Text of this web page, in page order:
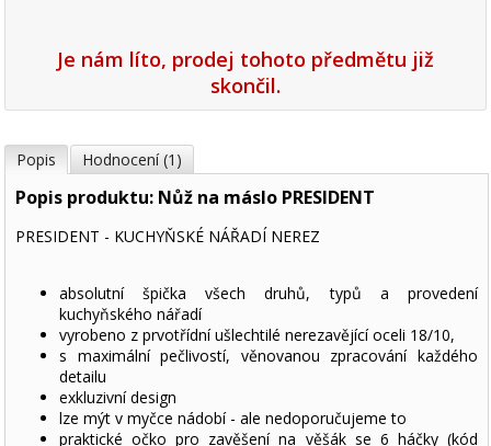
Je nám líto, prodej tohoto předmětu již
skončil.
Popis Hodnocení (1)
Popis produktu: Nůž na máslo PRESIDENT
PRESIDENT - KUCHYŇSKÉ NÁŘADÍ NEREZ
absolutní špička všech druhů, typů a provedení
kuchyňského nářadí
vyrobeno z prvotřídní ušlechtilé nerezavějící oceli 18/10,
s maximální pečlivostí, věnovanou zpracování každého
detailu
exkluzivní design
lze mýt v myčce nádobí - ale nedoporučujeme to
praktické očko pro zavěšení na věšák se 6 háčky (kód